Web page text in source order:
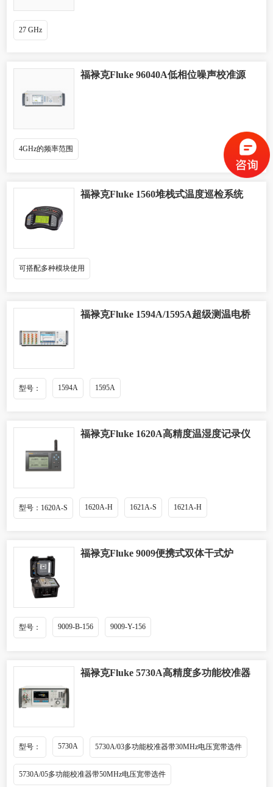
27 GHz
福禄克Fluke 96040A低相位噪声校准源
4GHz的频率范围
福禄克Fluke 1560堆栈式温度巡检系统
可搭配多种模块使用
福禄克Fluke 1594A/1595A超级测温电桥
型号： 1594A 1595A
福禄克Fluke 1620A高精度温湿度记录仪
型号：1620A-S 1620A-H 1621A-S 1621A-H
福禄克Fluke 9009便携式双体干式炉
型号： 9009-B-156 9009-Y-156
福禄克Fluke 5730A高精度多功能校准器
型号： 5730A 5730A/03多功能校准器带30MHz电压宽带选件
5730A/05多功能校准器带50MHz电压宽带选件